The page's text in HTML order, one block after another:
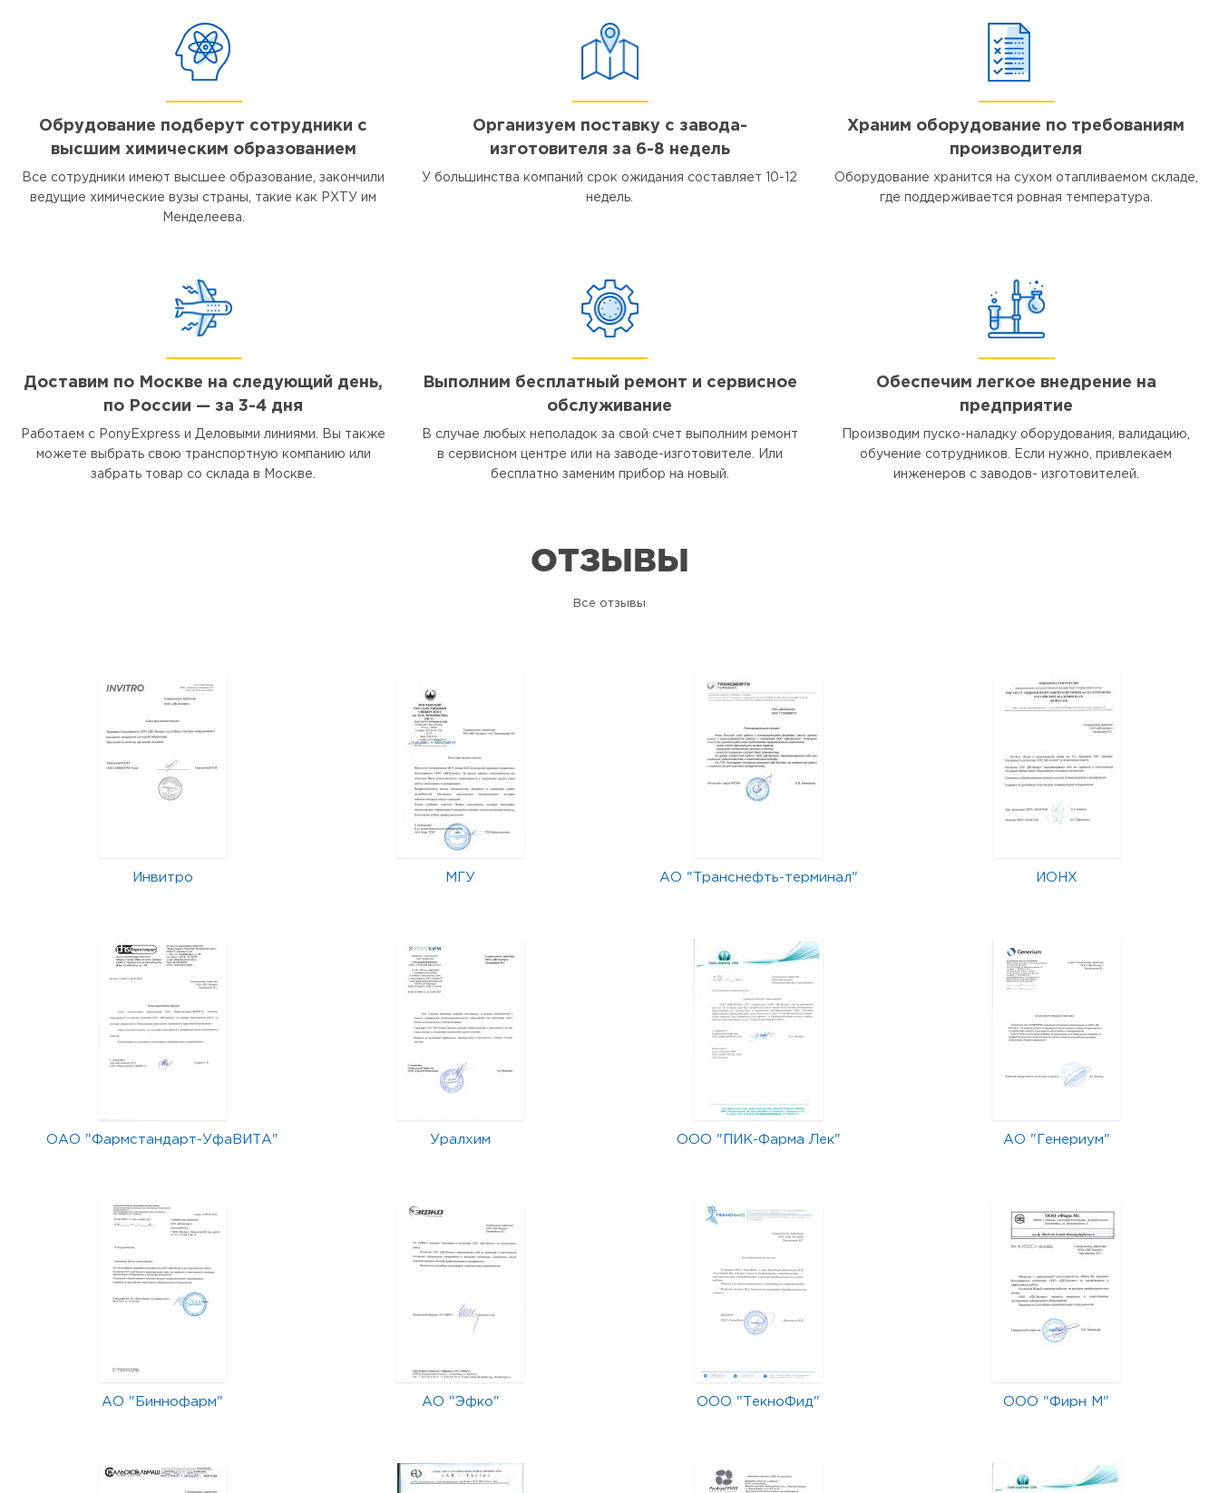
Обрудование подберут сотрудники с
высшим химическим образованием
Все сотрудники имеют высшее образование, закончили
ведущие химические вузы страны, такие как РХТУ им
Менделеева.
Организуем поставку с завода-
изготовителя за 6-8 недель
У большинства компаний срок ожидания составляет 10-12
недель.
Храним оборудование по требованиям
производителя
Оборудование хранится на сухом отапливаемом складе,
где поддерживается ровная температура.
Доставим по Москве на следующий день,
по России — за 3-4 дня
Работаем с PonyExpress и Деловыми линиями. Вы также
можете выбрать свою транспортную компанию или
забрать товар со склада в Москве.
Выполним бесплатный ремонт и сервисное
обслуживание
В случае любых неполадок за свой счет выполним ремонт
в сервисном центре или на заводе-изготовителе. Или
бесплатно заменим прибор на новый.
Обеспечим легкое внедрение на
предприятие
Производим пуско-наладку оборудования, валидацию,
обучение сотрудников. Если нужно, привлекаем
инженеров с заводов- изготовителей.
ОТЗЫВЫ
Все отзывы
Инвитро МГУ АО "Транснефть-терминал" ИОНХ
ОАО "Фармстандарт-УфаВИТА" Уралхим ООО "ПИК-Фарма Лек" АО "Генериум"
АО "Биннофарм" АО "Эфко" ООО "ТекноФид" ООО "Фирн М"